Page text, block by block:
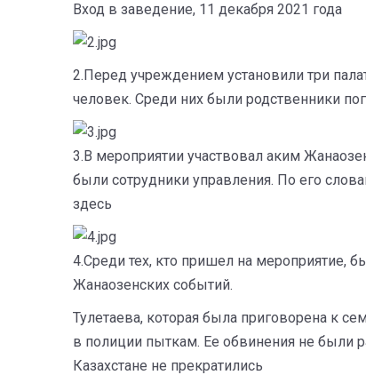
Вход в заведение, 11 декабря 2021 года
2.Перед учреждением установили три
человек. Среди них были родственники
3.В мероприятии участвовал аким
были сотрудники управления. По его
здесь
4.Среди тех, кто пришел на мероприятие,
Жанаозенских событий.
Тулетаева, которая была приговорена к
в полиции пыткам. Ее обвинения не были
Казахстане не прекратились